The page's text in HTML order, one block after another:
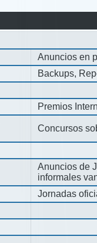
Anuncios en
Backups,
Premios
Concursos
Anuncios de
informales
Jornadas